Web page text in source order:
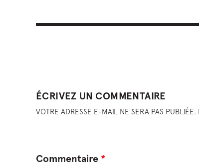
ÉCRIVEZ UN COMMENTAIRE
VOTRE ADRESSE E-MAIL NE SERA PAS
Commentaire *